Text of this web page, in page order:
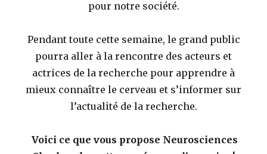
pour notre société.
Pendant toute cette semaine, le grand public
pourra aller à la rencontre des acteurs et
actrices de la recherche pour apprendre à
mieux connaître le cerveau et s’informer sur
l’actualité de la recherche.
Voici ce que vous propose Neurosciences